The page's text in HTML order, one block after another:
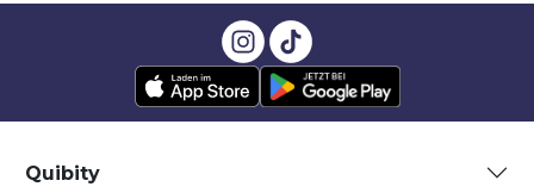
Quibity